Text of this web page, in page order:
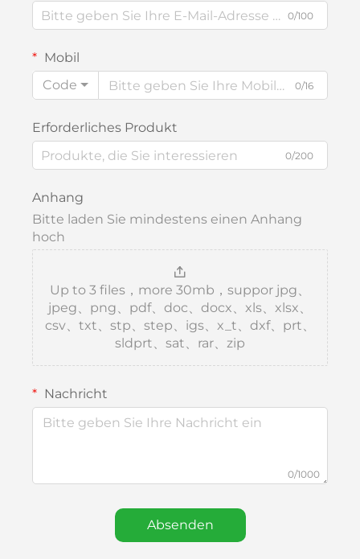
0/100
Mobil
Code
0/16
Erforderliches Produkt
0/200
Anhang
Bitte laden Sie mindestens einen Anhang
hoch
Up to 3 files，more 30mb，suppor jpg、
jpeg、png、pdf、doc、docx、xls、xlsx、
csv、txt、stp、step、igs、x_t、dxf、prt、
sldprt、sat、rar、zip
Nachricht
0/1000
Absenden